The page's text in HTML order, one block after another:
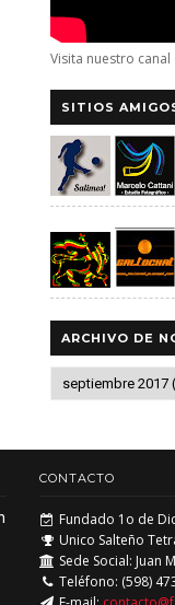
Visita nuestro canal
SITIOS
ARCHIVO DE
CONTACTO
Fundado 1o de
Unico Salteño
Sede Social: Juan
Teléfono: (598)